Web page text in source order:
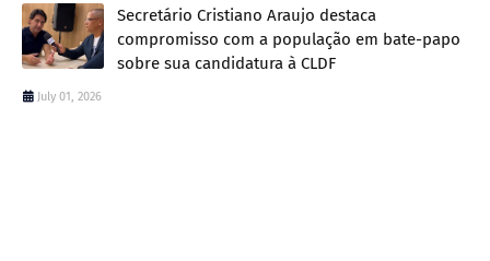
Secretário Cristiano Araujo destaca
compromisso com a população em bate-papo
sobre sua candidatura à CLDF
July 01, 2026